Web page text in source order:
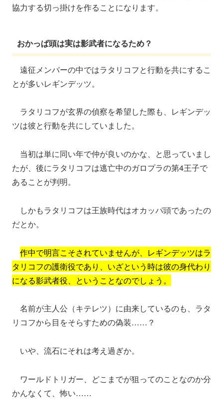
協力する切っ掛けを作ることになります。
おかっぱ頭は実は影武者になるため？
遠征メンバーの中ではラタリコフと行動を共にするこ
とが多いレギンデッツ。
ラタリコフが玄界の偵察を希望した際も、レギンデッ
ツは彼と行動を共にしていました。
当初は単に同い年で仲が良いのかな、と思っていまし
たが、後にラタリコフは逃亡中のガロプラの第4王子で
あることが判明。
しかもラタリコフは王族時代はオカッパ頭であったの
だとか。
作中で明言こそされていませんが、 レギンデッツはラ
タリコフの護衛役であり、いざという時は彼の身代わり
になる影武者役、ということなのでしょう。
名前が主人公（キテレツ）に由来しているのも、ラタ
リコフから目をそらすための偽装……？
いや、流石にそれは考え過ぎか。
ワールドトリガー、どこまでが狙ってのことなのか分
かんなくて、怖い……